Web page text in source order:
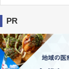
PR